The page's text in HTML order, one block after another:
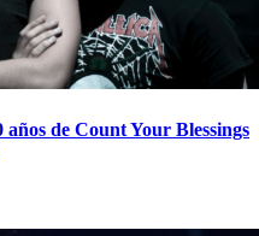
de Count Your Blessings